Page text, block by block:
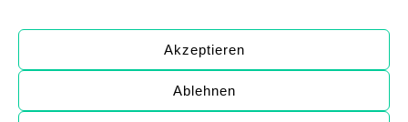
Akzeptieren
Ablehnen
Copyright © 2026 call us Assistance International GmbH